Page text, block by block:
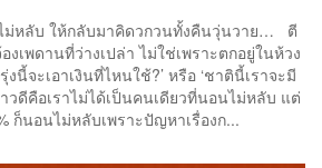
ไม่หลับ ให้กลับมาคิดวกวนทั้งคืนวุ่นวาย… ตี
เพดานที่ว่างเปล่า ไม่ใช่เพราะตกอยู่ในห้วง
นี้จะเอาเงินที่ไหนใช้?’ หรือ ‘ชาตินี้เราจะมี
คือเราไม่ได้เป็นคนเดียวที่นอนไม่หลับ แต่
ก็นอนไม่หลับเพราะปัญหาเรื่องก...